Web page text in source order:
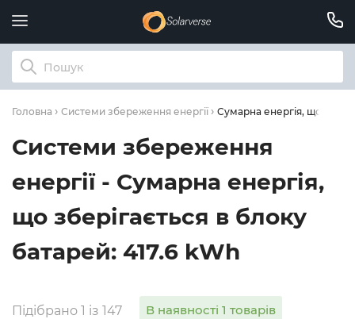
Головна Системи збереження енергії Сумарна енергія, що
Системи збереження
енергії - Сумарна енергія,
що зберігається в блоку
батарей: 417.6 kWh
Підібрано 1 із 147 В наявності 1 товарів